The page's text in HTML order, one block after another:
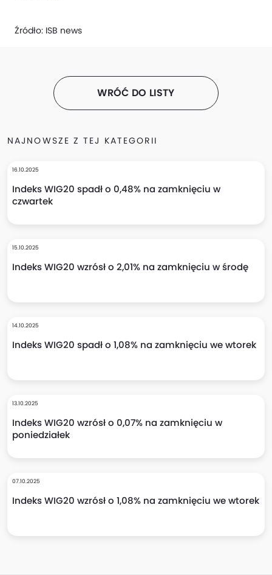
Źródło: ISB news
WRÓĆ DO LISTY
NAJNOWSZE Z TEJ KATEGORII
16.10.2025
Indeks WIG20 spadł o 0,48% na zamknięciu w
czwartek
15.10.2025
Indeks WIG20 wzrósł o 2,01% na zamknięciu w środę
14.10.2025
Indeks WIG20 spadł o 1,08% na zamknięciu we wtorek
13.10.2025
Indeks WIG20 wzrósł o 0,07% na zamknięciu w
poniedziałek
07.10.2025
Indeks WIG20 wzrósł o 1,08% na zamknięciu we wtorek